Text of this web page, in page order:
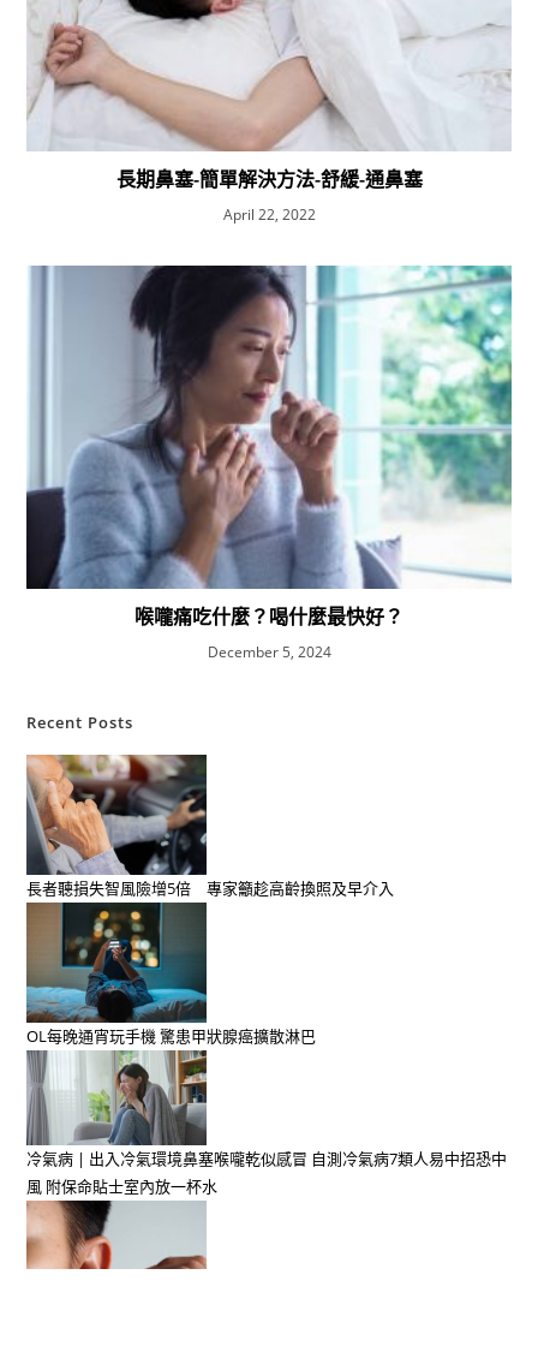
長期鼻塞-簡單解決方法-舒緩-通鼻塞
April 22, 2022
喉嚨痛吃什麼？喝什麼最快好？
December 5, 2024
Recent Posts
長者聽損失智風險增5倍 專家籲趁高齡換照及早介入
OL每晚通宵玩手機 驚患甲狀腺癌擴散淋巴
冷氣病 | 出入冷氣環境鼻塞喉嚨乾似感冒 自測冷氣病7類人易中招恐中
風 附保命貼士室內放一杯水